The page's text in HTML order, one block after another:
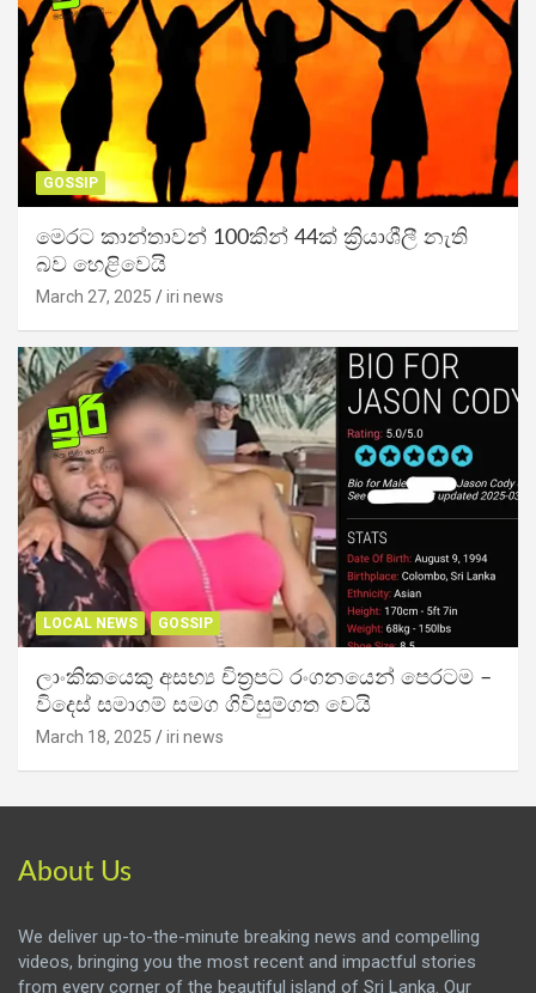
GOSSIP
මෙරට කාන්තාවන් 100කින් 44ක් ක්‍රියාශීලී නැති
බව හෙළිවෙයි
March 27, 2025 iri news
LOCAL NEWS GOSSIP
ලාංකිකයෙකු අසභ්‍ය චිත්‍රපට රංගනයෙන් පෙරටම –
විදෙස් සමාගම් සමග ගිවිසුම්ගත වෙයි
March 18, 2025 iri news
About Us
We deliver up-to-the-minute breaking news and compelling
videos, bringing you the most recent and impactful stories
from every corner of the beautiful island of Sri Lanka. Our